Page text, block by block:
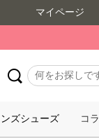
マイページ
ズシューズ コ